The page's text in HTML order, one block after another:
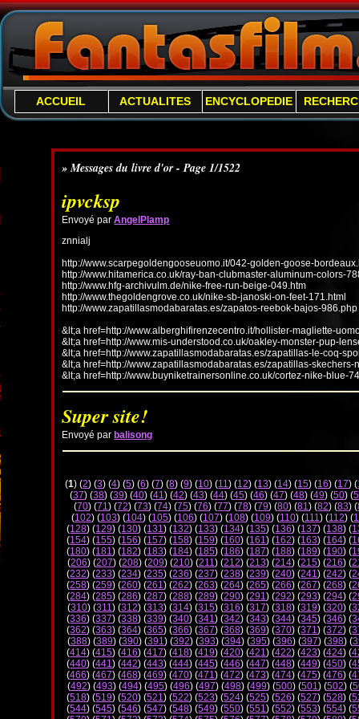
ACCUEIL ACTUALITES ENCYCLOPEDIE
» Messages du livre d'or - Page 1/1522
ipvcksp
Envoyé parAngelPlamp
znnialj
http://www.scarpegoldengooseuomo.it/042-golden-goose-
http://www.hitamerica.co.uk/ray-ban-clubmaster-aluminum-colors-
http://www.hfg-archivulm.de/nike-free-run-beige-049.htm
http://www.thegoldengrove.co.uk/nike-sb-janoski-on-feet-171.html
http://www.zapatillasmodabaratas.es/zapatos-reebok-bajos-986.php
&lt;a href=http://www.alberghifirenzecentro.it/hollister-magliette-
&lt;a href=http://www.mis-understood.co.uk/oakley-monster-pup-
&lt;a href=http://www.zapatillasmodabaratas.es/zapatillas-le-coq-
&lt;a href=http://www.zapatillasmodabaratas.es/zapatillas-
&lt;a href=http://www.buyniketrainersonline.co.uk/cortez-nike-blue-
Super site!
Envoyé par balisong
(1) (2) (3) (4) (5) (6) (7) (8) (9) (10) (11) (12) (13) (14) (15) (16) (17) (
(37) (38) (39) (40) (41) (42) (43) (44) (45) (46) (47) (48) (49) (50) (
(70) (71) (72) (73) (74) (75) (76) (77) (78) (79) (80) (81) (82) (83) (
(102) (103) (104) (105) (106) (107) (108) (109) (110) (111) (112) (
(128) (129) (130) (131) (132) (133) (134) (135) (136) (137) (138) (
(154) (155) (156) (157) (158) (159) (160) (161) (162) (163) (164) (
(180) (181) (182) (183) (184) (185) (186) (187) (188) (189) (190) (
(206) (207) (208) (209) (210) (211) (212) (213) (214) (215) (216) (
(232) (233) (234) (235) (236) (237) (238) (239) (240) (241) (242) (
(258) (259) (260) (261) (262) (263) (264) (265) (266) (267) (268) (
(284) (285) (286) (287) (288) (289) (290) (291) (292) (293) (294) (
(310) (311) (312) (313) (314) (315) (316) (317) (318) (319) (320) (
(336) (337) (338) (339) (340) (341) (342) (343) (344) (345) (346) (
(362) (363) (364) (365) (366) (367) (368) (369) (370) (371) (372) (
(388) (389) (390) (391) (392) (393) (394) (395) (396) (397) (398) (
(414) (415) (416) (417) (418) (419) (420) (421) (422) (423) (424) (
(440) (441) (442) (443) (444) (445) (446) (447) (448) (449) (450) (
(466) (467) (468) (469) (470) (471) (472) (473) (474) (475) (476) (
(492) (493) (494) (495) (496) (497) (498) (499) (500) (501) (502) (
(518) (519) (520) (521) (522) (523) (524) (525) (526) (527) (528) (
(544) (545) (546) (547) (548) (549) (550) (551) (552) (553) (554) (